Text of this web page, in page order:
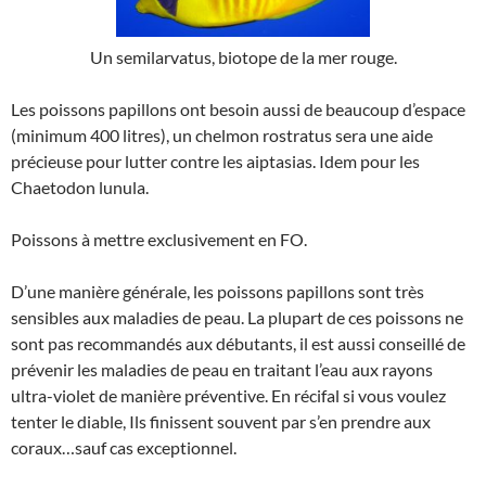
Un semilarvatus, biotope de la mer rouge.
Les poissons papillons ont besoin aussi de beaucoup d’espace
(minimum 400 litres), un chelmon rostratus sera une aide
précieuse pour lutter contre les aiptasias. Idem pour les
Chaetodon lunula.
Poissons à mettre exclusivement en FO.
D’une manière générale, les poissons papillons sont très
sensibles aux maladies de peau. La plupart de ces poissons ne
sont pas recommandés aux débutants, il est aussi conseillé de
prévenir les maladies de peau en traitant l’eau aux rayons
ultra-violet de manière préventive. En récifal si vous voulez
tenter le diable, Ils finissent souvent par s’en prendre aux
coraux…sauf cas exceptionnel.